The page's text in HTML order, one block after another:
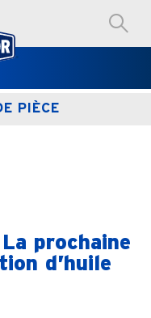
PIÈCE
prochaine
d’huile